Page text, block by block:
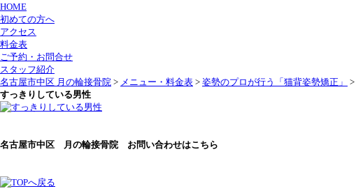
HOME
初めての方へ
アクセス
料金表
ご予約・お問合せ
スタッフ紹介
名古屋市中区 月の輪接骨院 > メニュー・料金表 > 姿勢のプロが行う「猫背姿勢矯正」 >
すっきりしている男性
名古屋市中区 月の輪接骨院 お問い合わせはこちら